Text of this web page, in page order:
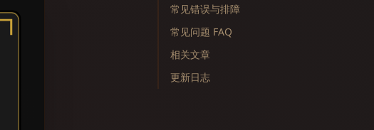
常见错误与排障
常见问题 FAQ
相关文章
更新日志